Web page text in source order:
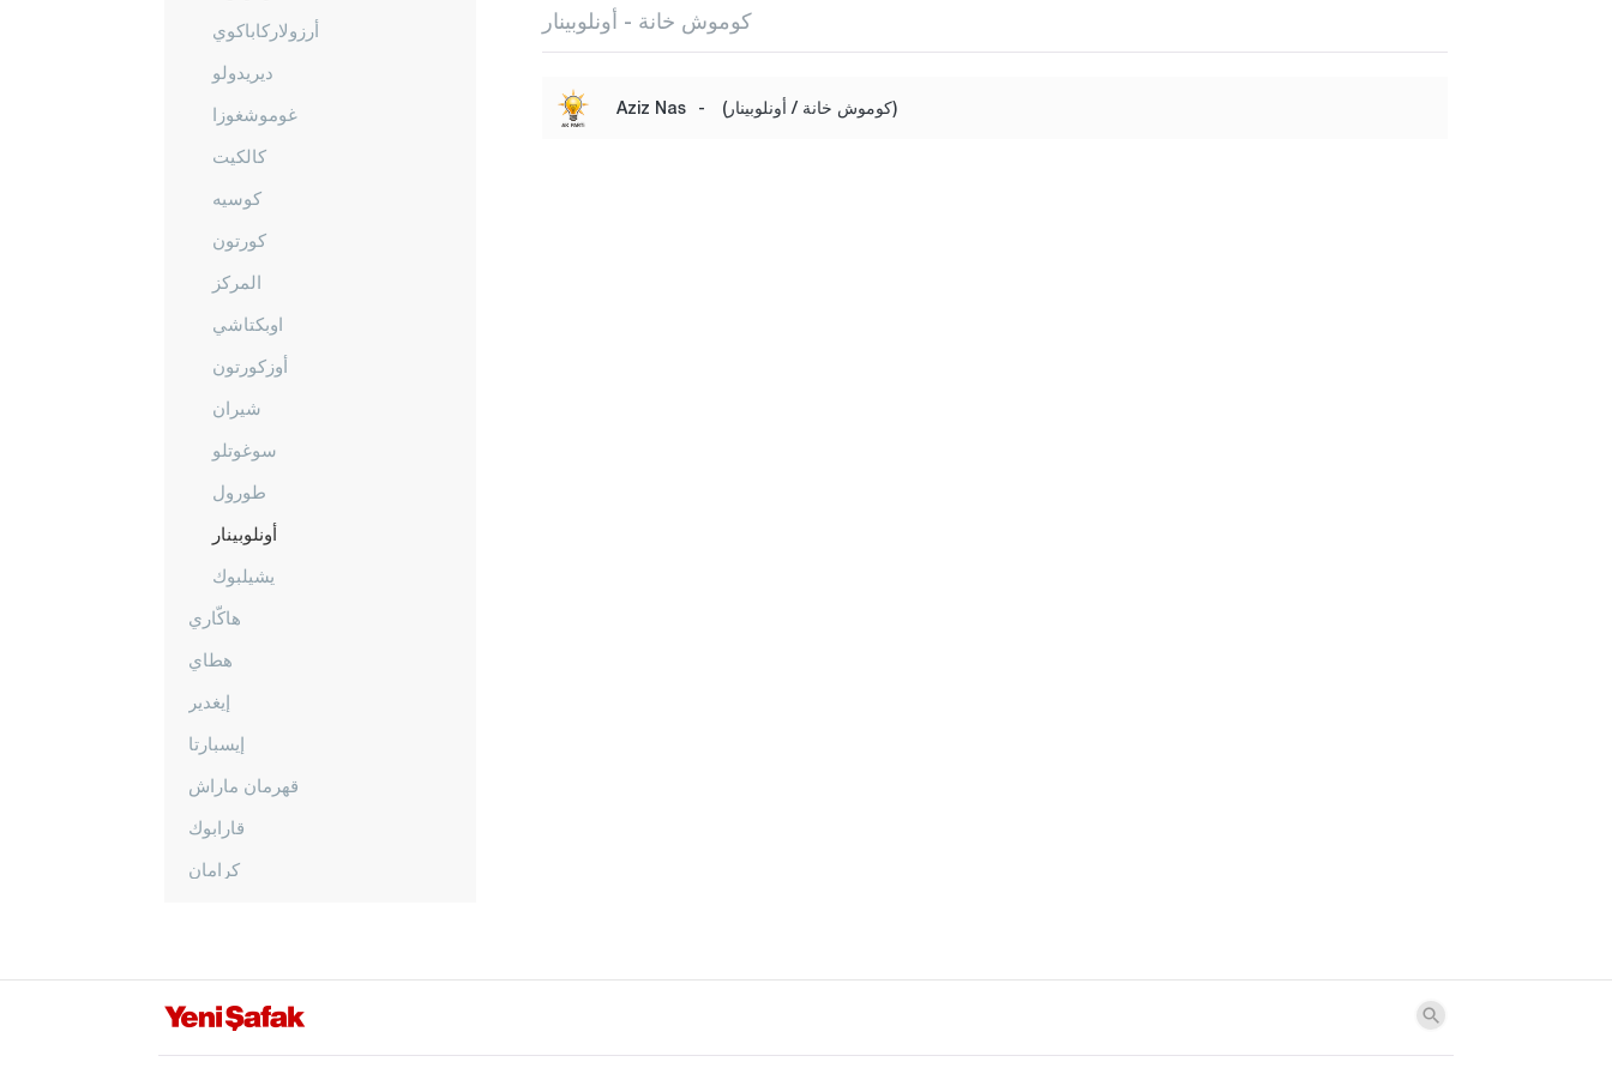
أرزولاركاباكوي
ديريدولو
غوموشغوزا
كالكيت
كوسيه
كورتون
المركز
اوبكتاشي
أوزكورتون
شيران
سوغوتلو
طورول
أونلوبينار
يشيلبوك
هاكّاري
هطاي
إيغدير
إيسبارتا
قهرمان ماراش
قارابوك
كرامان
كوموش خانة - أونلوبينار
Aziz Nas - (كوموش خانة / أونلوبينار)